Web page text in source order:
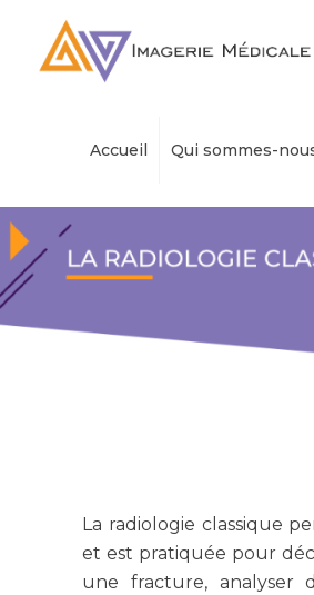
Accueil Qui sommes-
La radiologie classique
et est pratiquée pour
une fracture, analyser